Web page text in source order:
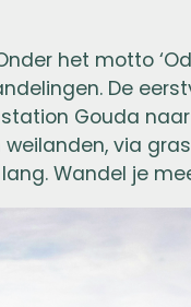
het motto
De
Gouda
via
Wandel je